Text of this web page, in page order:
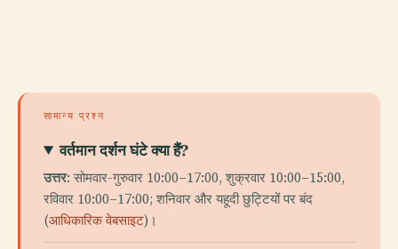
सामान्य प्रश्न
वर्तमान दर्शन घंटे क्या हैं?
उत्तर: सोमवार-गुरुवार 10:00–17:00, शुक्रवार 10:00–15:00,
रविवार 10:00–17:00; शनिवार और यहूदी छुट्टियों पर बंद
(आधिकारिक वेबसाइट)।